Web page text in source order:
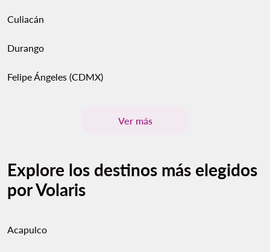
Culiacán
Durango
Felipe Ángeles (CDMX)
Ver más
Explore los destinos más elegidos
por Volaris
Acapulco